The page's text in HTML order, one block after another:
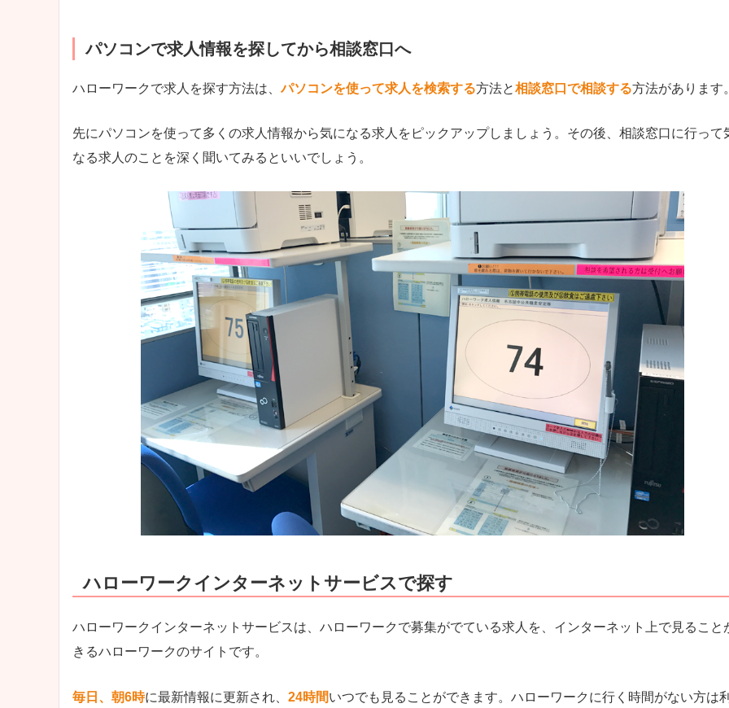
パソコンで求人情報を探してから相談窓口へ
ハローワークで求人を探す方法は、パソコンを使って求人を検索する方法と相談窓口で相談する方法があります
先にパソコンを使って多くの求人情報から気になる求人をピックアップしましょう。その後、相談窓口に行って
なる求人のことを深く聞いてみるといいでしょう。
ハローワークインターネットサービスで探す
ハローワークインターネットサービスは、ハローワークで募集がでている求人を、インターネット上で見ること
きるハローワークのサイトです。
毎日、朝6時に最新情報に更新され、 24時間いつでも見ることができます。ハローワークに行く時間がない方は